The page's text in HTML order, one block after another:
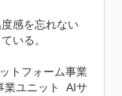
感を忘れない
いる。
トフォーム事業
業ユニット  AIサ